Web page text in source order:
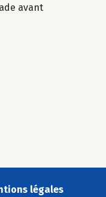
avant
légales